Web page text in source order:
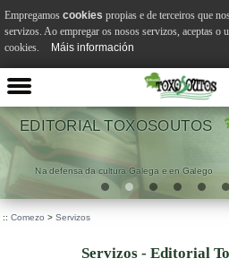
EDITORIAL TOXOSOUTOS
Na defensa da cultura Galega e en Galego
:: Comezo > Servizos
Servizos - Editorial
Empregamos cookies propias e de terceiros que
servizos. Ao empregar os nosos servizos, aceptas o
cookies.
Máis información